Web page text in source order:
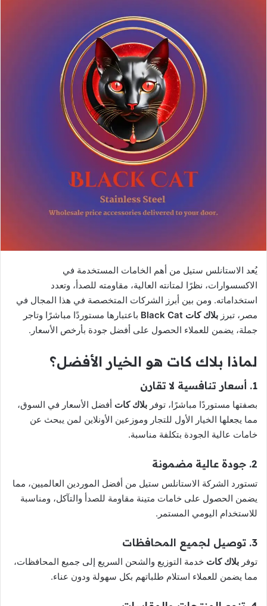
يُعد الاستانلس ستيل من أهم الخامات المستخدمة في
الاكسسوارات، نظرًا لمتانته العالية، مقاومته للصدأ، وتعدد
استخداماته. ومن بين أبرز الشركات المتخصصة في هذا المجال في
مصر، تبرز بلاك كات Black Cat
باعتبارها مستوردًا مباشرًا وتاجر
جملة، يضمن للعملاء الحصول على أفضل جودة بأرخص الأسعار.
لماذا بلاك كات هو الخيار الأفضل؟
1. أسعار تنافسية لا تقارن
بصفتها مستوردًا مباشرًا، توفر بلاك كات أفضل الأسعار في السوق،
مما يجعلها الخيار الأول للتجار وموزعين الأونلاين لمن يبحث عن
خامات عالية الجودة بتكلفة مناسبة.
2. جودة عالية مضمونة
تستورد الشركة الاستانلس ستيل من أفضل الموردين العالميين، مما
يضمن الحصول على خامات متينة مقاومة للصدأ والتآكل، ومناسبة
للاستخدام اليومي المستمر.
3. توصيل لجميع المحافظات
توفر بلاك كات خدمة التوزيع والشحن السريع إلى جميع المحافظات،
مما يضمن للعملاء استلام طلباتهم بكل سهولة ودون عناء.